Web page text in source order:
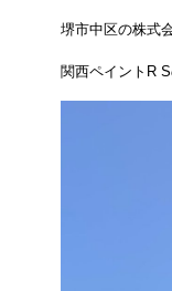
堺市中区の株式
関西ペイントR